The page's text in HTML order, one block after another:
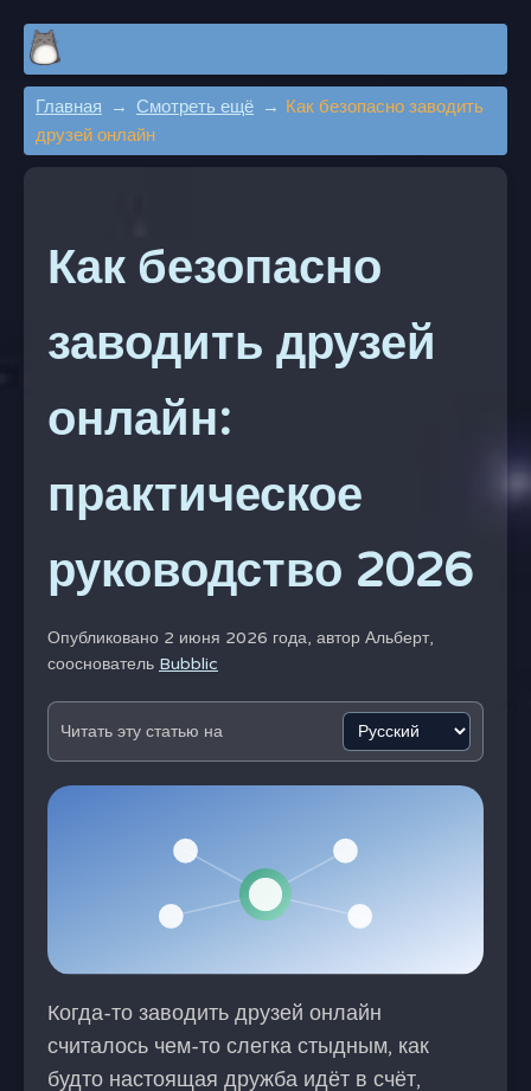
Главная Смотреть ещё
Как безопасно заводить
друзей онлайн
Как безопасно
заводить друзей
онлайн:
практическое
руководство 2026
Опубликовано 2 июня 2026 года, автор Альберт,
сооснователь Bubblic
Читать эту статью на
Когда-то заводить друзей онлайн
считалось чем-то слегка стыдным, как
будто настоящая дружба идёт в счёт,